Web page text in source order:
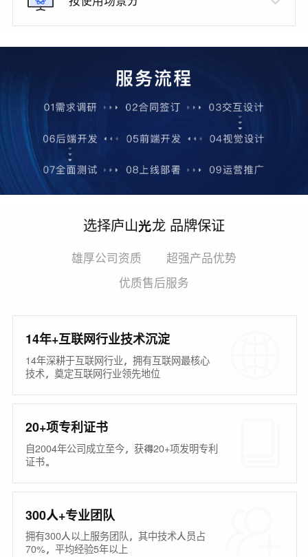
选择庐山光龙 品牌保证
雄厚公司资质
超强产品优势
优质售后服务
14年+互联网行业技术沉淀
14年深耕于互联网行业，拥有互联网最核心
技术，奠定互联网行业领先地位
20+项专利证书
自2004年公司成立至今，获得20+项发明专利
证书。
300人+专业团队
拥有300人以上服务团队，其中技术人员占
70%，平均经验5年以上